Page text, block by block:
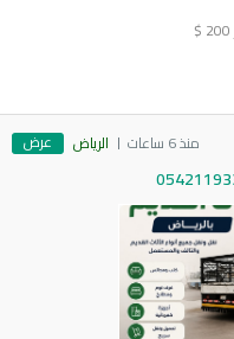
200
$
منذ 6 ساعات الرياض عرض